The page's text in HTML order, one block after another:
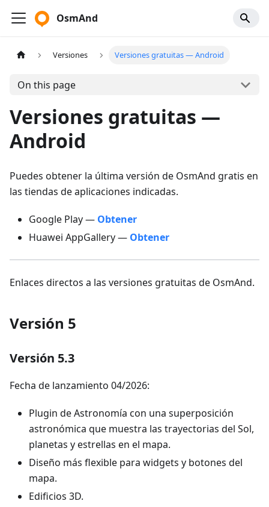
OsmAnd
Versiones Versiones gratuitas — Android
On this page
Versiones gratuitas —
Android
Puedes obtener la última versión de OsmAnd gratis en
las tiendas de aplicaciones indicadas.
Google Play — Obtener
Huawei AppGallery — Obtener
Enlaces directos a las versiones gratuitas de OsmAnd.
Versión 5
Versión 5.3
Fecha de lanzamiento 04/2026:
Plugin de Astronomía con una superposición
astronómica que muestra las trayectorias del Sol,
planetas y estrellas en el mapa.
Diseño más flexible para widgets y botones del
mapa.
Edificios 3D.